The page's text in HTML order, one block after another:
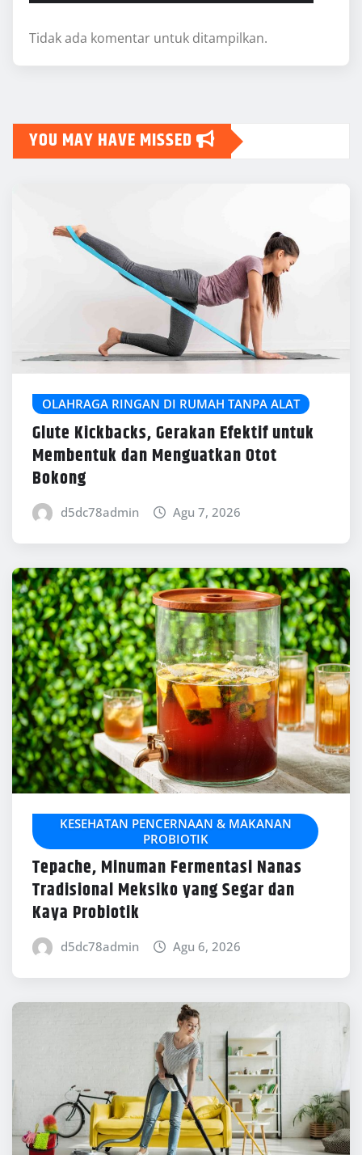
Tidak ada komentar untuk ditampilkan.
YOU MAY HAVE MISSED
OLAHRAGA RINGAN DI RUMAH TANPA ALAT
Glute Kickbacks, Gerakan Efektif untuk
Membentuk dan Menguatkan Otot
Bokong
d5dc78admin Agu 7, 2026
KESEHATAN PENCERNAAN & MAKANAN
PROBIOTIK
Tepache, Minuman Fermentasi Nanas
Tradisional Meksiko yang Segar dan
Kaya Probiotik
d5dc78admin Agu 6, 2026